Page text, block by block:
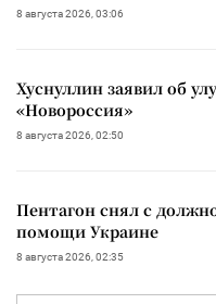
8 августа 2026, 03:06
Хуснуллин заявил об
«Новороссия»
8 августа 2026, 02:50
Пентагон снял с
помощи Украине
8 августа 2026, 02:35